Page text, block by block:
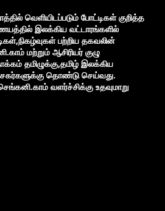
வெளியிடப்படும் போட்டிகள் குறித்த
இலக்கிய வட்டாரங்களில்
பற்றிய தகவலின்
மற்றும் ஆசிரியர் குழு
தமிழுக்கு,தமிழ் இலக்கிய
தொண்டு செய்வது.
வளர்ச்சிக்கு உதவுமாறு